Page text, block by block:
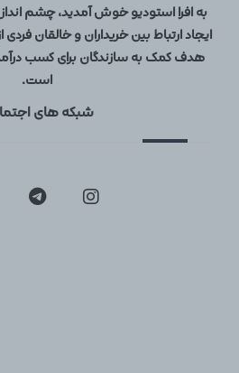
به افرا استودیو خوش آمدید، چشم
ایجاد ارتباط بین خریداران و خالقان
هدف کمک به سازندگان برای کسب
است.
شبکه های